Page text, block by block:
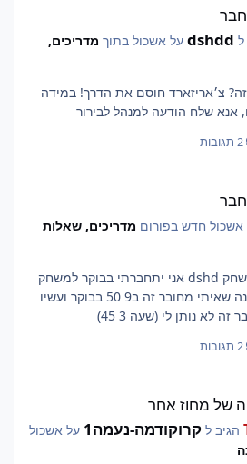
dshddעל אשכול בתוך מדריכים,
צ׳אריזארד חוסם את הדרך! במידה
אנא שלח הודעה למנהל לבירור
חדש בפורום מדריכים, שאלות
שלום קורים לי במשחק dshd אני יתחברתי בבוקר למשחק
רגיל הפעם האחרונה שאיתי מחובר זה ב9 50 בבוקר ועשיו
לא נותן לי (שעה 3 45)
של מחוז אחר
הגיב ל קרוקודמה-נעמה1
על אשכול